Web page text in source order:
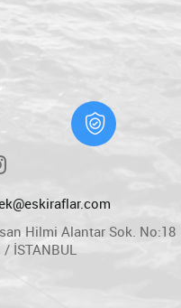
Hilmi Alantar Sok. No:18
İSTANBUL